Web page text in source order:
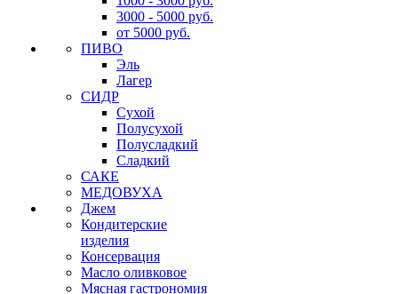
3000 - 5000 руб.
от 5000 руб.
ПИВО
Эль
Лагер
СИДР
Сухой
Полусухой
Полусладкий
Сладкий
САКЕ
МЕДОВУХА
Джем
Кондитерские
изделия
Консервация
Масло оливковое
Мясная гастрономия